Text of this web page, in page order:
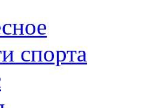
спорта